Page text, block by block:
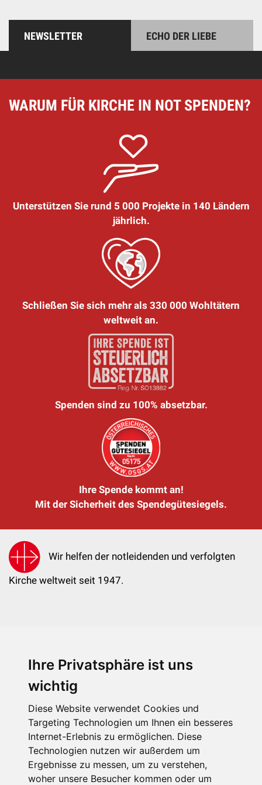
Ihre Privatsphäre ist uns
wichtig
Diese Website verwendet Cookies und
Targeting Technologien um Ihnen ein besseres
Internet-Erlebnis zu ermöglichen. Diese
Technologien nutzen wir außerdem um
Ergebnisse zu messen, um zu verstehen,
woher unsere Besucher kommen oder um
NEWSLETTER ECHO DER LIEBE
WARUM FÜR KIRCHE IN NOT SPENDEN?
Unterstützen Sie rund 5 000 Projekte in 140 Ländern
jährlich.
Schließen Sie sich mehr als 330 000 Wohltätern
weltweit an.
Spenden sind zu 100% absetzbar.
Ihre Spende kommt an!
Mit der Sicherheit des Spendegütesiegels.
Wir helfen der notleidenden und verfolgten
Kirche weltweit seit 1947.
KIRCHE IN NOT - Österreich
kin@kircheinnot.at
KIN weltweit